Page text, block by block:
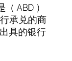
ABD ）
承兑的商
具的银行